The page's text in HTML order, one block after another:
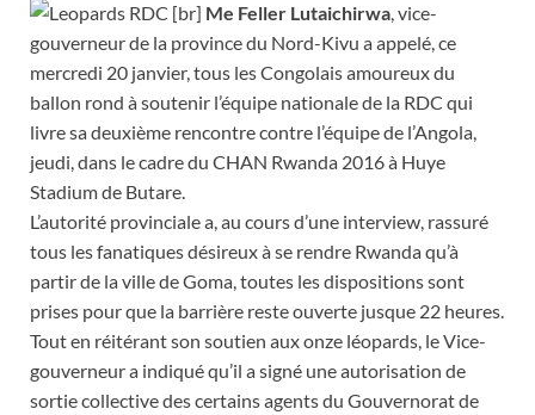
[br] Me Feller Lutaichirwa, vice-
gouverneur de la province du Nord-Kivu a appelé, ce
mercredi 20 janvier, tous les Congolais amoureux du
ballon rond à soutenir l’équipe nationale de la RDC qui
livre sa deuxième rencontre contre l’équipe de l’Angola,
jeudi, dans le cadre du CHAN Rwanda 2016 à Huye
Stadium de Butare.
L’autorité provinciale a, au cours d’une interview, rassuré
tous les fanatiques désireux à se rendre Rwanda qu’à
partir de la ville de Goma, toutes les dispositions sont
prises pour que la barrière reste ouverte jusque 22 heures.
Tout en réitérant son soutien aux onze léopards, le Vice-
gouverneur a indiqué qu’il a signé une autorisation de
sortie collective des certains agents du Gouvernorat de